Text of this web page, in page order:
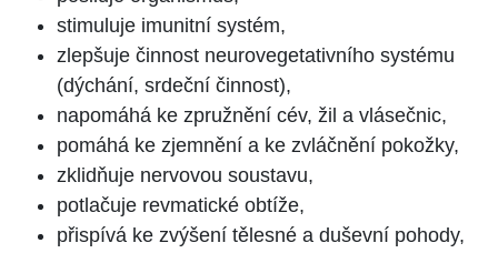
stimuluje imunitní systém,
zlepšuje činnost neurovegetativního systému
(dýchání, srdeční činnost),
napomáhá ke zpružnění cév, žil a vlásečnic,
pomáhá ke zjemnění a ke zvláčnění pokožky,
zklidňuje nervovou soustavu,
potlačuje revmatické obtíže,
přispívá ke zvýšení tělesné a duševní pohody,